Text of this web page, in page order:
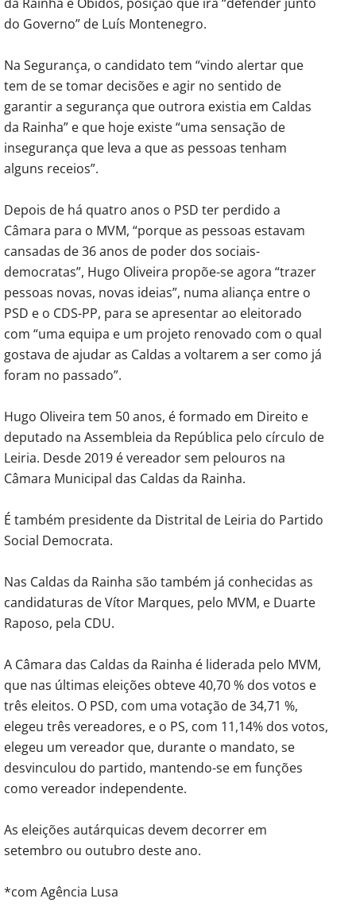
do Governo” de Luís Montenegro.
Na Segurança, o candidato tem “vindo alertar que
tem de se tomar decisões e agir no sentido de
garantir a segurança que outrora existia em Caldas
da Rainha” e que hoje existe “uma sensação de
insegurança que leva a que as pessoas tenham
alguns receios”.
Depois de há quatro anos o PSD ter perdido a
Câmara para o MVM, “porque as pessoas estavam
cansadas de 36 anos de poder dos sociais-
democratas”, Hugo Oliveira propõe-se agora “trazer
pessoas novas, novas ideias”, numa aliança entre o
PSD e o CDS-PP, para se apresentar ao eleitorado
com “uma equipa e um projeto renovado com o qual
gostava de ajudar as Caldas a voltarem a ser como já
foram no passado”.
Hugo Oliveira tem 50 anos, é formado em Direito e
deputado na Assembleia da República pelo círculo de
Leiria. Desde 2019 é vereador sem pelouros na
Câmara Municipal das Caldas da Rainha.
É também presidente da Distrital de Leiria do Partido
Social Democrata.
Nas Caldas da Rainha são também já conhecidas as
candidaturas de Vítor Marques, pelo MVM, e Duarte
Raposo, pela CDU.
A Câmara das Caldas da Rainha é liderada pelo MVM,
que nas últimas eleições obteve 40,70 % dos votos e
três eleitos. O PSD, com uma votação de 34,71 %,
elegeu três vereadores, e o PS, com 11,14% dos votos,
elegeu um vereador que, durante o mandato, se
desvinculou do partido, mantendo-se em funções
como vereador independente.
As eleições autárquicas devem decorrer em
setembro ou outubro deste ano.
*com Agência Lusa